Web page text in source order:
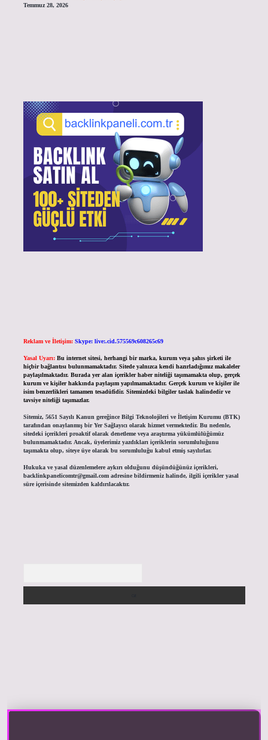
Temmuz 28, 2026
Reklam ve İletişim: Skype: live:.cid.575569c608265c69
Yasal Uyarı: Bu internet sitesi, herhangi bir marka, kurum veya şahıs şirketi ile
hiçbir bağlantısı bulunmamaktadır. Sitede yalnızca kendi hazırladığımız makaleler
paylaşılmaktadır. Burada yer alan içerikler haber niteliği taşımamakta olup, gerçek
kurum ve kişiler hakkında paylaşım yapılmamaktadır. Gerçek kurum ve kişiler ile
isim benzerlikleri tamamen tesadüfidir. Sitemizdeki bilgiler taslak halindedir ve
tavsiye niteliği taşımazlar.
Sitemiz, 5651 Sayılı Kanun gereğince Bilgi Teknolojileri ve İletişim Kurumu (BTK)
tarafından onaylanmış bir Yer Sağlayıcı olarak hizmet vermektedir. Bu nedenle,
sitedeki içerikleri proaktif olarak denetleme veya araştırma yükümlülüğümüz
bulunmamaktadır. Ancak, üyelerimiz yazdıkları içeriklerin sorumluluğunu
taşımakta olup, siteye üye olarak bu sorumluluğu kabul etmiş sayılırlar.
Hukuka ve yasal düzenlemelere aykırı olduğunu düşündüğünüz içerikleri,
backlinkpanelicomtr@gmail.comadresine bildirmeniz halinde, ilgili içerikler yasal
süre içerisinde sitemizden kaldırılacaktır.